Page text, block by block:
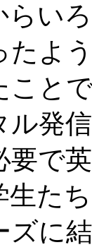
いろ
たよ
こと
発
要で
生た
ズに